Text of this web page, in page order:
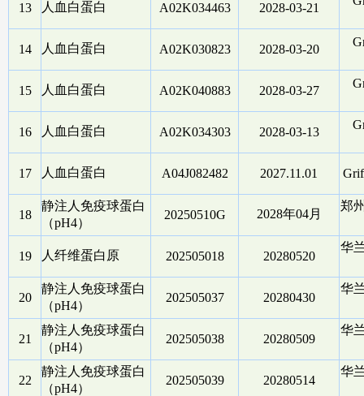
13 人血白蛋白 A02K034463 2028-03-21
14 人血白蛋白 A02K030823 2028-03-20
15 人血白蛋白 A02K040883 2028-03-27
16 人血白蛋白 A02K034303 2028-03-13
17 人血白蛋白 A04J082482 2027.11.01
18
静注人免疫球蛋白
（pH4）
20250510G 2028年04月
郑
19 人纤维蛋白原 202505018 20280520
华
20
静注人免疫球蛋白
（pH4）
202505037 20280430
华
21
静注人免疫球蛋白
（pH4）
202505038 20280509
华
22
静注人免疫球蛋白
（pH4）
202505039 20280514
华